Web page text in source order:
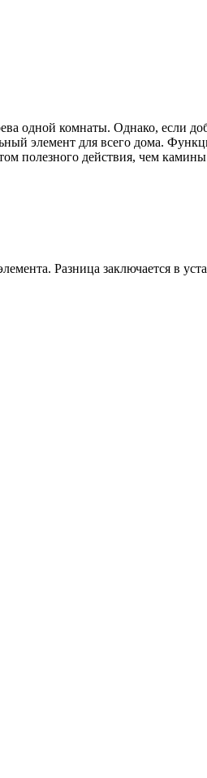
одной комнаты. Однако, если
элемент для всего дома.
полезного действия, чем
Разница заключается в